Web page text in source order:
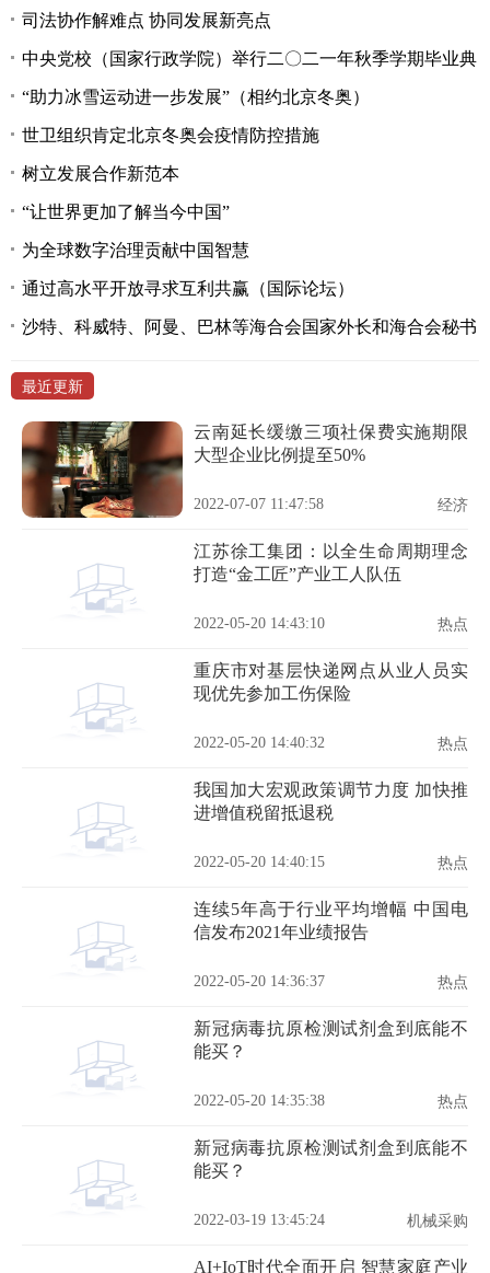
司法协作解难点 协同发展新亮点
中央党校（国家行政学院）举行二〇二一年秋季学期毕业典
“助力冰雪运动进一步发展”（相约北京冬奥）
世卫组织肯定北京冬奥会疫情防控措施
树立发展合作新范本
“让世界更加了解当今中国”
为全球数字治理贡献中国智慧
通过高水平开放寻求互利共赢（国际论坛）
沙特、科威特、阿曼、巴林等海合会国家外长和海合会秘书
最近更新
云南延长缓缴三项社保费实施期限
大型企业比例提至50%
2022-07-07 11:47:58 经济
江苏徐工集团：以全生命周期理念
打造“金工匠”产业工人队伍
2022-05-20 14:43:10 热点
重庆市对基层快递网点从业人员实
现优先参加工伤保险
2022-05-20 14:40:32 热点
我国加大宏观政策调节力度 加快推
进增值税留抵退税
2022-05-20 14:40:15 热点
连续5年高于行业平均增幅 中国电
信发布2021年业绩报告
2022-05-20 14:36:37 热点
新冠病毒抗原检测试剂盒到底能不
能买？
2022-05-20 14:35:38 热点
新冠病毒抗原检测试剂盒到底能不
能买？
2022-03-19 13:45:24 机械采购
AI+IoT时代全面开启 智慧家庭产业